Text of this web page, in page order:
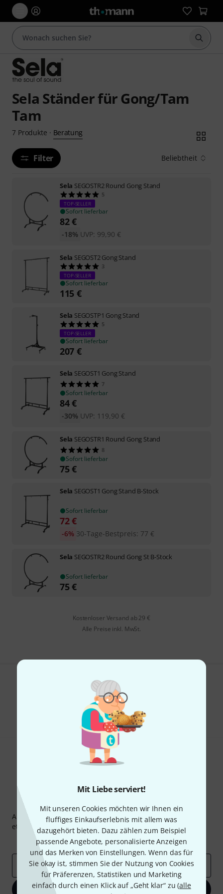
Mit Liebe serviert!
Mit unseren Cookies möchten wir Ihnen ein
fluffiges Einkaufserlebnis mit allem was
dazugehört bieten. Dazu zählen zum Beispiel
passende Angebote, personalisierte Anzeigen
und das Merken von Einstellungen. Wenn das für
Sie okay ist, stimmen Sie der Nutzung von Cookies
für Präferenzen, Statistiken und Marketing
einfach durch einen Klick auf „Geht klar“ zu (alle
Suche
Sela Ständer für Gong/Tam
Tam
7 Produkte · Beratung
Filter Beliebtheit
Sela SEGOSTR2 Round Gong Stand
5
TOP-SELLER
Sofort lieferbar
82€
UVP: 99,90 €
-18%
Sela SEGOST2 Gong Stand
3
TOP-SELLER
Sofort lieferbar
115 €
Sela SEGOSTP1 Gong Stand
5
TOP-SELLER
Sofort lieferbar
207 €
Sela SEGOST1 Gong Stand
7
Sofort lieferbar
84€
UVP: 119,90 €
-30%
Sela SEGOSTR1 Round Gong Stand
8
Sofort lieferbar
75€
Sela SEGOST1 Gong Stand B-Stock
Sofort lieferbar
72€
30-Tage-Bestpreis: 77 €
-6%
Sela SEGOSTR2 Round Gong St B-Stock
Sofort lieferbar
75€
Kostenloser Versand ab 29 €
Alle Preise inkl. MwSt.
Gefällt Ihnen, was Sie sehen?
Teilen Hilfe & Feedback
Thomann Newsletter
Abonniere den Thomann Newsletter und gewinne mit
etwas Glück einen von 50 Gutscheinen über jeweils
Inspirierende Beiträge
Deals Thomann Insights
E-Mail-Adresse*
Jetzt anmelden